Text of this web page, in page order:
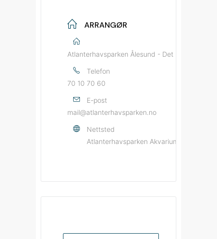
ARRANGØR
Atlanterhavsparken Ålesund - Det Norske
Telefon
70 10 70 60
E-post
mail@atlanterhavsparken.no
Nettsted
Atlanterhavsparken Akvarium og